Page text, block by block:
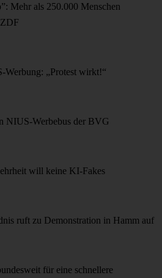
Mehr als 250.000 Menschen
„Protest wirkt!“
NIUS-Werbebus der BVG
will keine KI-Fakes
ruft zu Demonstration in Hamm auf
für eine schnellere